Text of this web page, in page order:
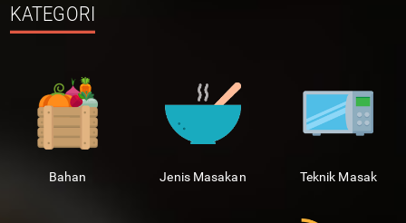
KATEGORI
Bahan Jenis Masakan Teknik Masak